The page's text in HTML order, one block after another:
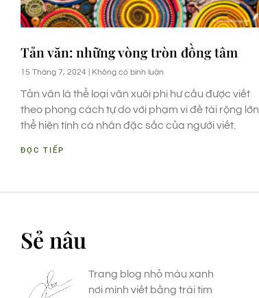
Tản văn: những vòng tròn đồng tâm
15 Tháng 7, 2024 Không có bình luận
Tản văn là thể loại văn xuôi phi hư cấu được viết
theo phong cách tự do với phạm vi đề tài rộng lớn,
thể hiện tính cá nhân đặc sắc của người viết.
ĐỌC TIẾP
Sẻ nâu
Trang blog nhỏ màu xanh
nơi mình viết bằng trái tim